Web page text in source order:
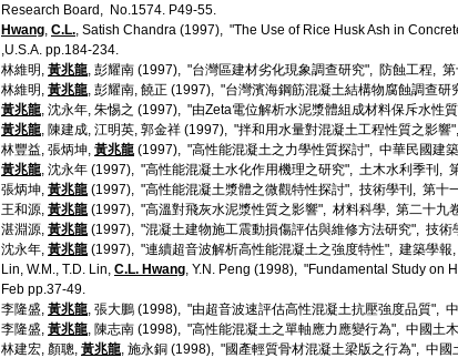
Research Board, No.1574. P49-55.
Hwang, C.L., Satish Chandra (1997), "The Use of Rice Husk Ash in
,U.S.A. pp.184-234.
林維明, 黃兆龍, 彭耀南 (1997), "台灣區建材劣化現象調查研究", 防蝕工程,
林維明, 黃兆龍, 彭耀南, 饒正 (1997), "台灣濱海鋼筋混凝土結構物腐蝕調查
黃兆龍, 沈永年, 朱惕之 (1997), "由Zeta電位解析水泥漿體組成材料保斥水性
黃兆龍, 陳建成, 江明英, 郭金祥 (1997), "拌和用水量對混凝土工程性質之影
林豐益, 張炳坤, 黃兆龍 (1997), "高性能混凝土之力學性質探討", 中華民國建
黃兆龍, 沈永年 (1997), "高性能混凝土水化作用機理之研究", 土木水利季刊,
張炳坤, 黃兆龍 (1997), "高性能混凝土漿體之微觀特性探討", 技術學刊, 第十
王和源, 黃兆龍 (1997), "高溫對飛灰水泥漿性質之影響", 材料科學, 第二十九
湛淵源, 黃兆龍 (1997), "混凝土建物施工震動損傷評估與維修方法研究", 技
沈永年, 黃兆龍 (1997), "連續超音波解析高性能混凝土之強度特性", 建築學
Lin, W.M., T.D. Lin, C.L. Hwang, Y.N. Peng (1998), "Fundamental Study on
Feb pp.37-49.
李隆盛, 黃兆龍, 張大鵬 (1998), "由超音波速評估高性混凝土抗壓強度品質",
李隆盛, 黃兆龍, 陳志南 (1998), "高性能混凝土之單軸應力應變行為", 中國土
林建宏, 顏聰, 黃兆龍, 施永銅 (1998), "國產輕質骨材混凝土梁版之行為", 中